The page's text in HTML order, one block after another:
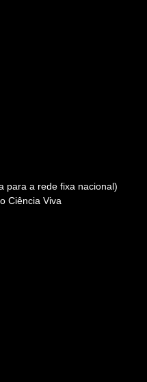
para a rede fixa nacional)
Ciência Viva